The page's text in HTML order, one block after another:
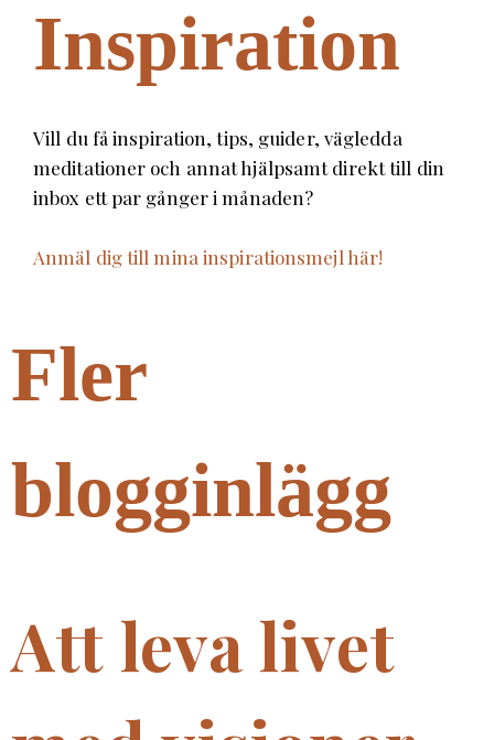
Inspiration
Vill du få inspiration, tips, guider, vägledda
meditationer och annat hjälpsamt direkt till din
inbox ett par gånger i månaden?
Anmäl dig till mina inspirationsmejl här!
Fler
blogginlägg
Att leva livet